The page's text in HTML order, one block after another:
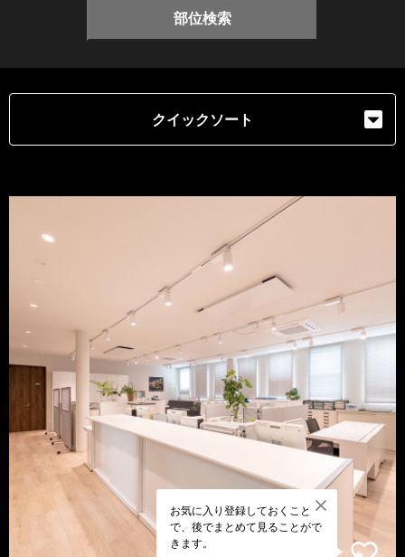
部位検索
クイックソート
お気に入り登録しておくこと
で、後でまとめて見ることがで
きます。